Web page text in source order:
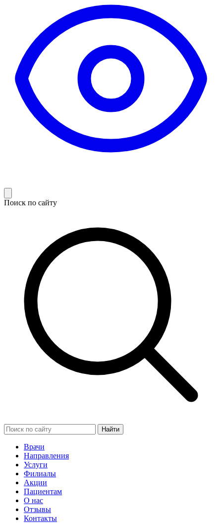
Поиск по сайту
Найти
Врачи
Направления
Услуги
Филиалы
Акции
Пациентам
О нас
Отзывы
Контакты